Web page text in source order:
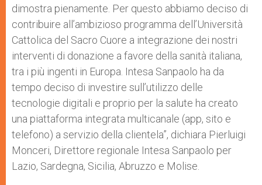
dimostra pienamente. Per questo abbiamo deciso di
contribuire all’ambizioso programma dell’Università
Cattolica del Sacro Cuore a integrazione dei nostri
interventi di donazione a favore della sanità italiana,
tra i più ingenti in Europa. Intesa Sanpaolo ha da
tempo deciso di investire sull’utilizzo delle
tecnologie digitali e proprio per la salute ha creato
una piattaforma integrata multicanale (app, sito e
telefono) a servizio della clientela”, dichiara Pierluigi
Monceri, Direttore regionale Intesa Sanpaolo per
Lazio, Sardegna, Sicilia, Abruzzo e Molise.